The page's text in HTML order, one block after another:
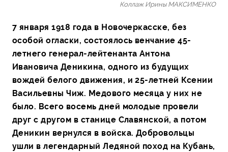
Коллаж Ирины МАКСИМЕНКО
7 января 1918 года в Новочеркасске, без
особой огласки, состоялось венчание 45-
летнего генерал-лейтенанта Антона
Ивановича Деникина, одного из будущих
вождей белого движения, и 25-летней Ксении
Васильевны Чиж. Медового месяца у них не
было. Всего восемь дней молодые провели
друг с другом в станице Славянской, а потом
Деникин вернулся в войска. Добровольцы
ушли в легендарный Ледяной поход на Кубань,